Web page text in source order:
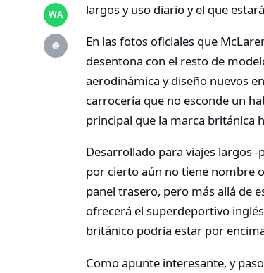
WA
@
largos y uso diario y el que
En las fotos oficiales que
desentona con el resto de
aerodinámica y diseño nuevos
carrocería que no esconde un
principal que la marca británica
Desarrollado para viajes largos
por cierto aún no tiene nombre
panel trasero, pero más allá de
ofrecerá el superdeportivo
británico podría estar por
Como apunte interesante, y